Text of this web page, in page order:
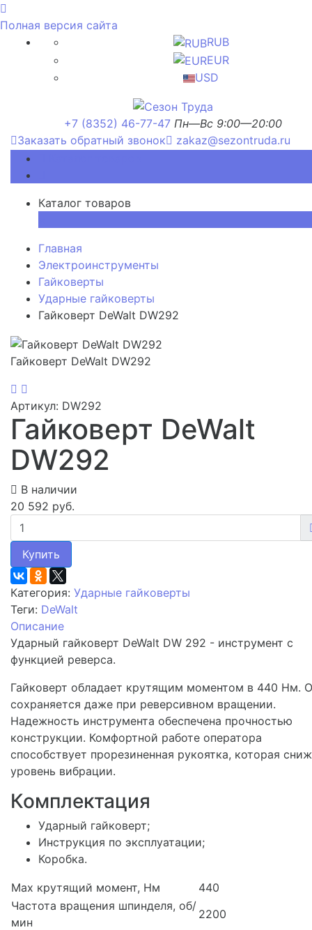
Полная версия сайта
RUB
EUR
USD
+7 (8352) 46-77-47 Пн—Вс 9:00—20:00
Заказать обратный звонок
zakaz@sezontruda.ru
Каталог товаров
Главная
Электроинструменты
Гайковерты
Ударные гайковерты
Гайковерт DeWalt DW292
Гайковерт DeWalt DW292
Артикул: DW292
Гайковерт DeWalt
DW292
В наличии
20 592 руб.
Купить
Категория: Ударные гайковерты
Теги: DeWalt
Описание
Ударный гайковерт DeWalt DW 292 - инструмент с
функцией реверса.
Гайковерт обладает крутящим моментом в 440 Нм.
сохраняется даже при реверсивном вращении.
Надежность инструмента обеспечена прочностью
конструкции. Комфортной работе оператора
способствует прорезиненная рукоятка, которая
уровень вибрации.
Комплектация
Ударный гайковерт;
Инструкция по эксплуатации;
Коробка.
Max крутящий момент, Нм
440
Частота вращения шпинделя, об/
мин
2200